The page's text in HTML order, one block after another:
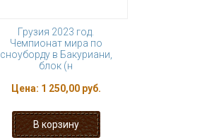
Грузия 2023 год.
Чемпионат мира по
сноуборду в Бакуриани,
блок (н
Цена: 1 250,00 руб.